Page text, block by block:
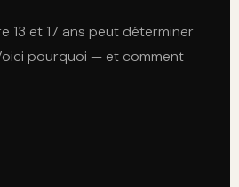
13 et 17 ans peut déterminer
pourquoi — et comment